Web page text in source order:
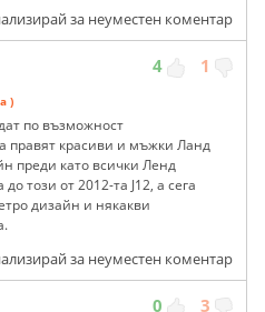
за неуместен коментар
4 1
)
по възможност
правят красиви и мъжки Ланд
преди като всички Ленд
този от 2012-та J12, а сега
дизайн и някакви
за неуместен коментар
0 3